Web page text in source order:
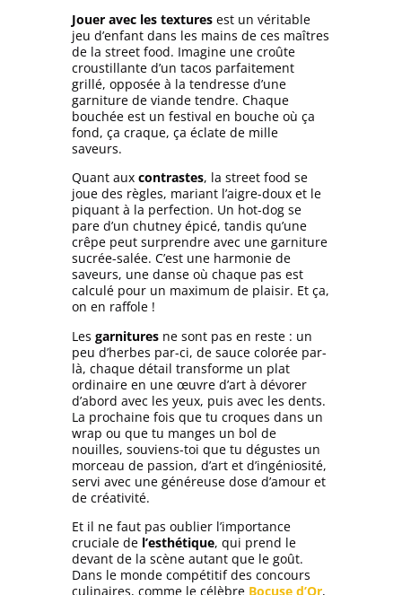
Jouer avec les textures est un véritable
jeu d’enfant dans les mains de ces maîtres
de la street food. Imagine une croûte
croustillante d’un tacos parfaitement
grillé, opposée à la tendresse d’une
garniture de viande tendre. Chaque
bouchée est un festival en bouche où ça
fond, ça craque, ça éclate de mille
saveurs.
Quant aux contrastes, la street food se
joue des règles, mariant l’aigre-doux et le
piquant à la perfection. Un hot-dog se
pare d’un chutney épicé, tandis qu’une
crêpe peut surprendre avec une garniture
sucrée-salée. C’est une harmonie de
saveurs, une danse où chaque pas est
calculé pour un maximum de plaisir. Et ça,
on en raffole !
Les garnitures ne sont pas en reste : un
peu d’herbes par-ci, de sauce colorée par-
là, chaque détail transforme un plat
ordinaire en une œuvre d’art à dévorer
d’abord avec les yeux, puis avec les dents.
La prochaine fois que tu croques dans un
wrap ou que tu manges un bol de
nouilles, souviens-toi que tu dégustes un
morceau de passion, d’art et d’ingéniosité,
servi avec une généreuse dose d’amour et
de créativité.
Et il ne faut pas oublier l’importance
cruciale de l’esthétique, qui prend le
devant de la scène autant que le goût.
Dans le monde compétitif des concours
culinaires, comme le célèbre Bocuse d’Or,